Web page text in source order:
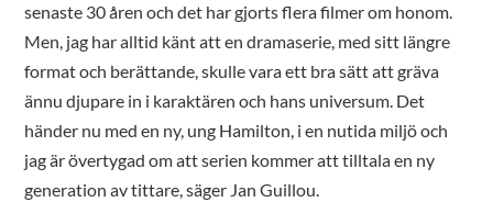
senaste 30 åren och det har gjorts flera filmer om honom.
Men, jag har alltid känt att en dramaserie, med sitt längre
format och berättande, skulle vara ett bra sätt att gräva
ännu djupare in i karaktären och hans universum. Det
händer nu med en ny, ung Hamilton, i en nutida miljö och
jag är övertygad om att serien kommer att tilltala en ny
generation av tittare, säger Jan Guillou.